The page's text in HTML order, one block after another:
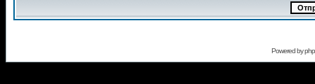
Powered by